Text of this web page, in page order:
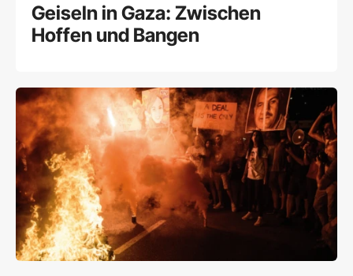
Geiseln in Gaza: Zwischen
Hoffen und Bangen